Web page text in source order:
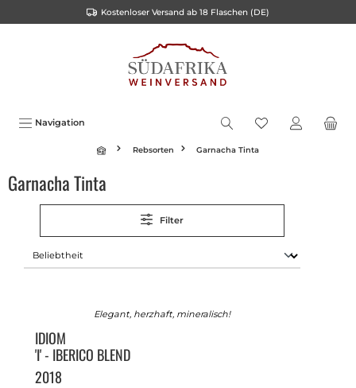
Kostenloser Versand ab 18 Flaschen (DE)
Navigation
Rebsorten Garnacha Tinta
Garnacha Tinta
Filter
Elegant, herzhaft, mineralisch!
IDIOM
'I' - IBERICO BLEND
2018